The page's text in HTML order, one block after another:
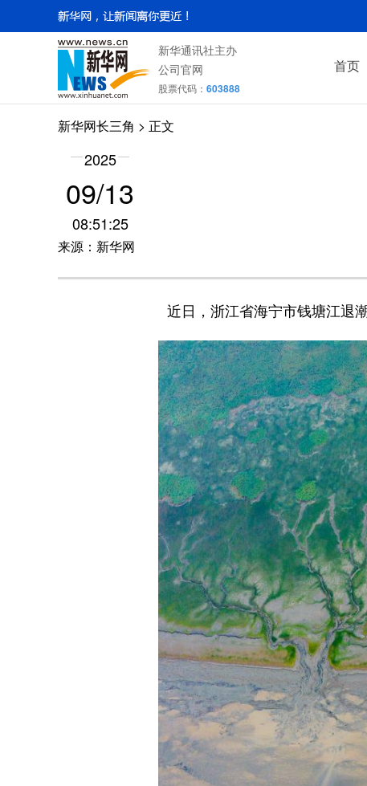
新华通讯社主办
公司官网
股票代码： 603888
首页
新华网长三角 > 正文
2025
09/13
08:51:25
来源：新华网
近日，浙江省海宁市钱塘江退潮